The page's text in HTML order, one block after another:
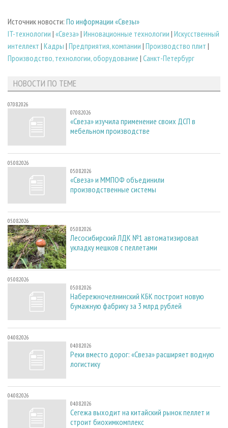
Источник новости: По информации «Свезы»
IT-технологии | «Свеза»| Инновационные технологии | Искусственный
интеллект | Кадры | Предприятия, компании | Производство плит |
Производство, технологии, оборудование | Санкт-Петербург
НОВОСТИ ПО ТЕМЕ
07.08.2026
07.08.2026
«Свеза» изучила применение своих ДСП в
мебельном производстве
05.08.2026
05.08.2026
«Свеза» и ММПОФ объединили
производственные системы
05.08.2026
05.08.2026
Лесосибирский ЛДК №1 автоматизировал
укладку мешков с пеллетами
05.08.2026
05.08.2026
Набережночелнинский КБК построит новую
бумажную фабрику за 3 млрд рублей
04.08.2026
04.08.2026
Реки вместо дорог: «Свеза» расширяет водную
логистику
04.08.2026
04.08.2026
Сегежа выходит на китайский рынок пеллет и
строит биохимкомплекс